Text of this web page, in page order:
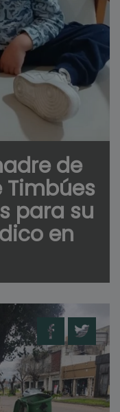
de
Timbúes
para su
en